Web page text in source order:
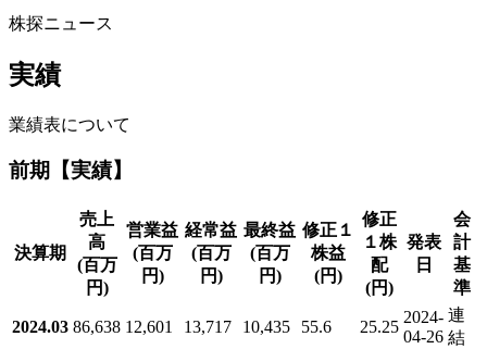
株探ニュース
実績
業績表について
前期【実績】
決算期
売上
高
(百万
円)
営業益
(百万
円)
経常益
(百万
円)
最終益
(百万
円)
修正１
株益
(円)
修正
１株
配
(円)
発表
日
会
計
基
準
2024.03 86,638 12,601 13,717 10,435 55.6 25.25
2024-
04-26
連
結